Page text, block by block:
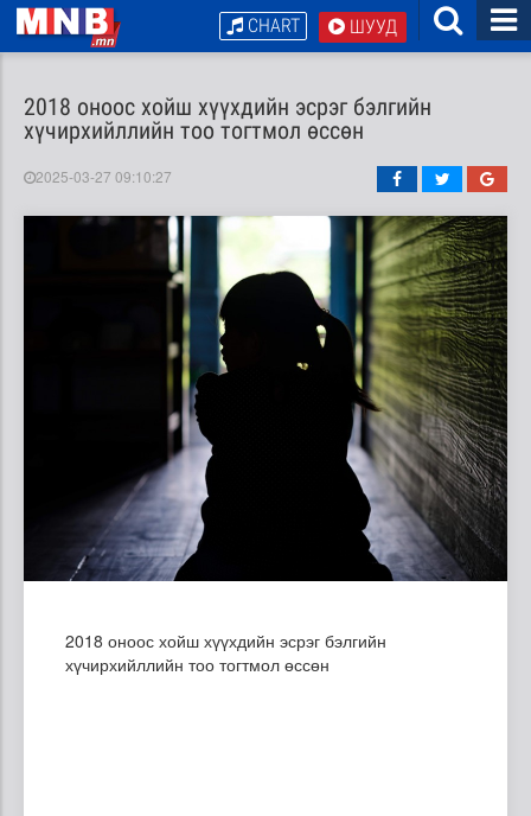
ШУУД
CHART
2018 оноос хойш хүүхдийн эсрэг бэлгийн
хүчирхийллийн тоо тогтмол өссөн
2025-03-27 09:10:27
2018 оноос хойш хүүхдийн эсрэг бэлгийн
хүчирхийллийн тоо тогтмол өссөн